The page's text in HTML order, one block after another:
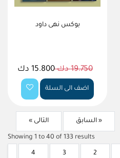
بوكس نهى داود
19.750 دك 15.800 دك
اضف الى السلة
« السابق التالى »
Showing 1 to 40 of 133 results
2
3
4